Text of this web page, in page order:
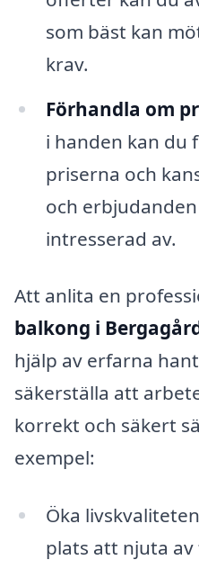
som bäst kan
krav.
Förhandla om
i handen kan du
priserna och
och
intresserad av.
Att anlita en
balkong i
hjälp av erfarna
säkerställa att
korrekt och säkert
exempel:
Öka
plats att njuta